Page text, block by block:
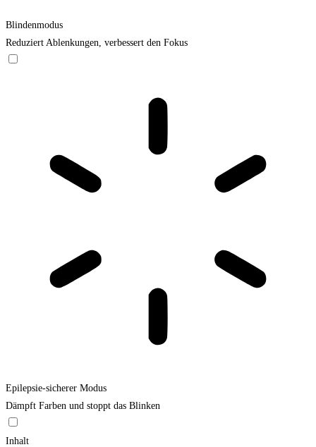
Blindenmodus
Reduziert Ablenkungen, verbessert den Fokus
Epilepsie-sicherer Modus
Dämpft Farben und stoppt das Blinken
Inhalt